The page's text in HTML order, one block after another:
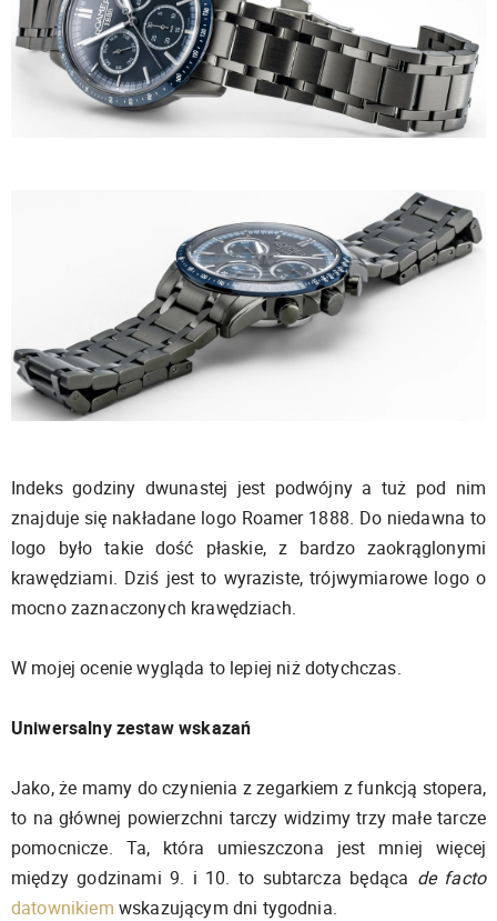
Indeks godziny dwunastej jest podwójny a tuż pod nim
znajduje się nakładane logo Roamer 1888. Do niedawna to
logo było takie dość płaskie, z bardzo zaokrąglonymi
krawędziami. Dziś jest to wyraziste, trójwymiarowe logo o
mocno zaznaczonych krawędziach.
W mojej ocenie wygląda to lepiej niż dotychczas.
Uniwersalny zestaw wskazań
Jako, że mamy do czynienia z zegarkiem z funkcją stopera,
to na głównej powierzchni tarczy widzimy trzy małe tarcze
pomocnicze. Ta, która umieszczona jest mniej więcej
między godzinami 9. i 10. to subtarcza będąca de facto
datownikiem wskazującym dni tygodnia.